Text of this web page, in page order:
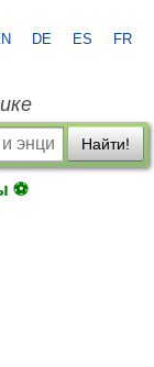
DE ES FR
Найти!
⚽